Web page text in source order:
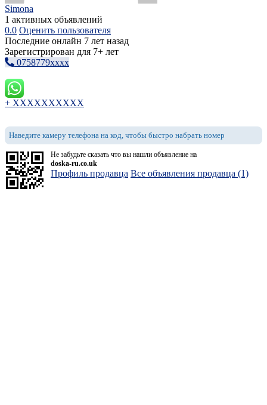
Simona
1 активных объявлений
0.0 Оценить пользователя
Последние онлайн 7 лет назад
Зарегистрирован для 7+ лет
0758779xxxx
+ XXXXXXXXXX
Наведите камеру телефона на код, чтобы быстро набрать номер
Не забудьте сказать что вы нашли объявление на
doska-ru.co.uk
Профиль продавца Все объявления продавца (1)